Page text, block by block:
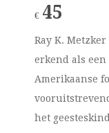
€ 45
Ray K. Metzker
erkend als een
Amerikaanse
het